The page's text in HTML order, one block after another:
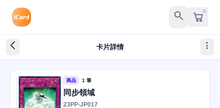
search
arrow_back_ios_new 卡片詳情 more_vert
商品 1 筆
同步領域
23PP-JP017